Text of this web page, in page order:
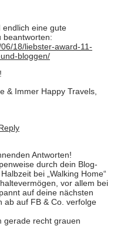
endlich eine gute
beantworten:
18/liebster-award-11-
bloggen/
& Immer Happy Travels,
Antworten!
durch dein Blog-
bei „Walking Home“
vor allem bei
auf deine nächsten
ab auf FB & Co. verfolge
gerade recht grauen